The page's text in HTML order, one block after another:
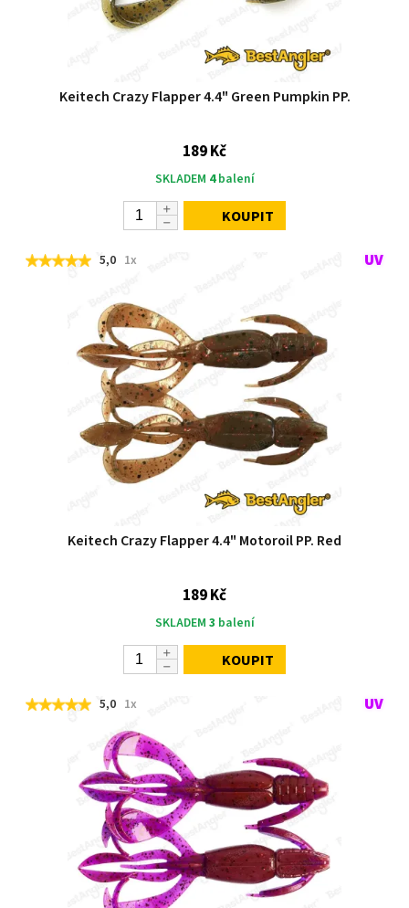
Keitech Crazy Flapper 4.4" Green Pumpkin PP.
189 Kč
SKLADEM 4balení
KOUPIT
5,0 1x
Keitech Crazy Flapper 4.4" Motoroil PP. Red
189 Kč
SKLADEM 3 balení
KOUPIT
5,0 1x